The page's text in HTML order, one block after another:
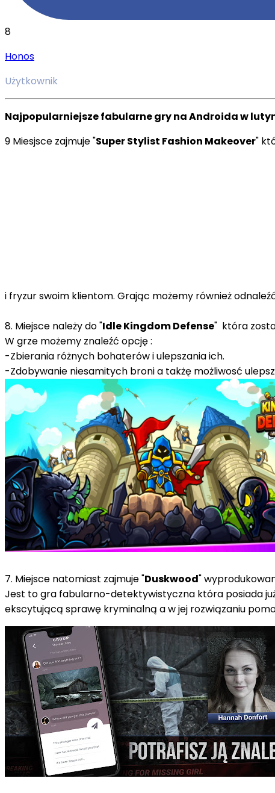
8
Honos
Użytkownik
Najpopularniejsze fabularne gry na Androida w
9 Miesjsce zajmuje "Super Stylist Fashion Makeover"
i fryzur swoim klientom. Grając możemy również
8. Miejsce należy do "Idle Kingdom Defense" która
W grze możemy znaleźć opcję :
-Zbierania różnych bohaterów i ulepszania ich.
-Zdobywanie niesamitych broni a takżę możliwosć
7. Miejsce natomiast zajmuje "Duskwood"
Jest to gra fabularno-detektywistyczna która posiada
ekscytującą sprawę kryminalną a w jej rozwiązaniu